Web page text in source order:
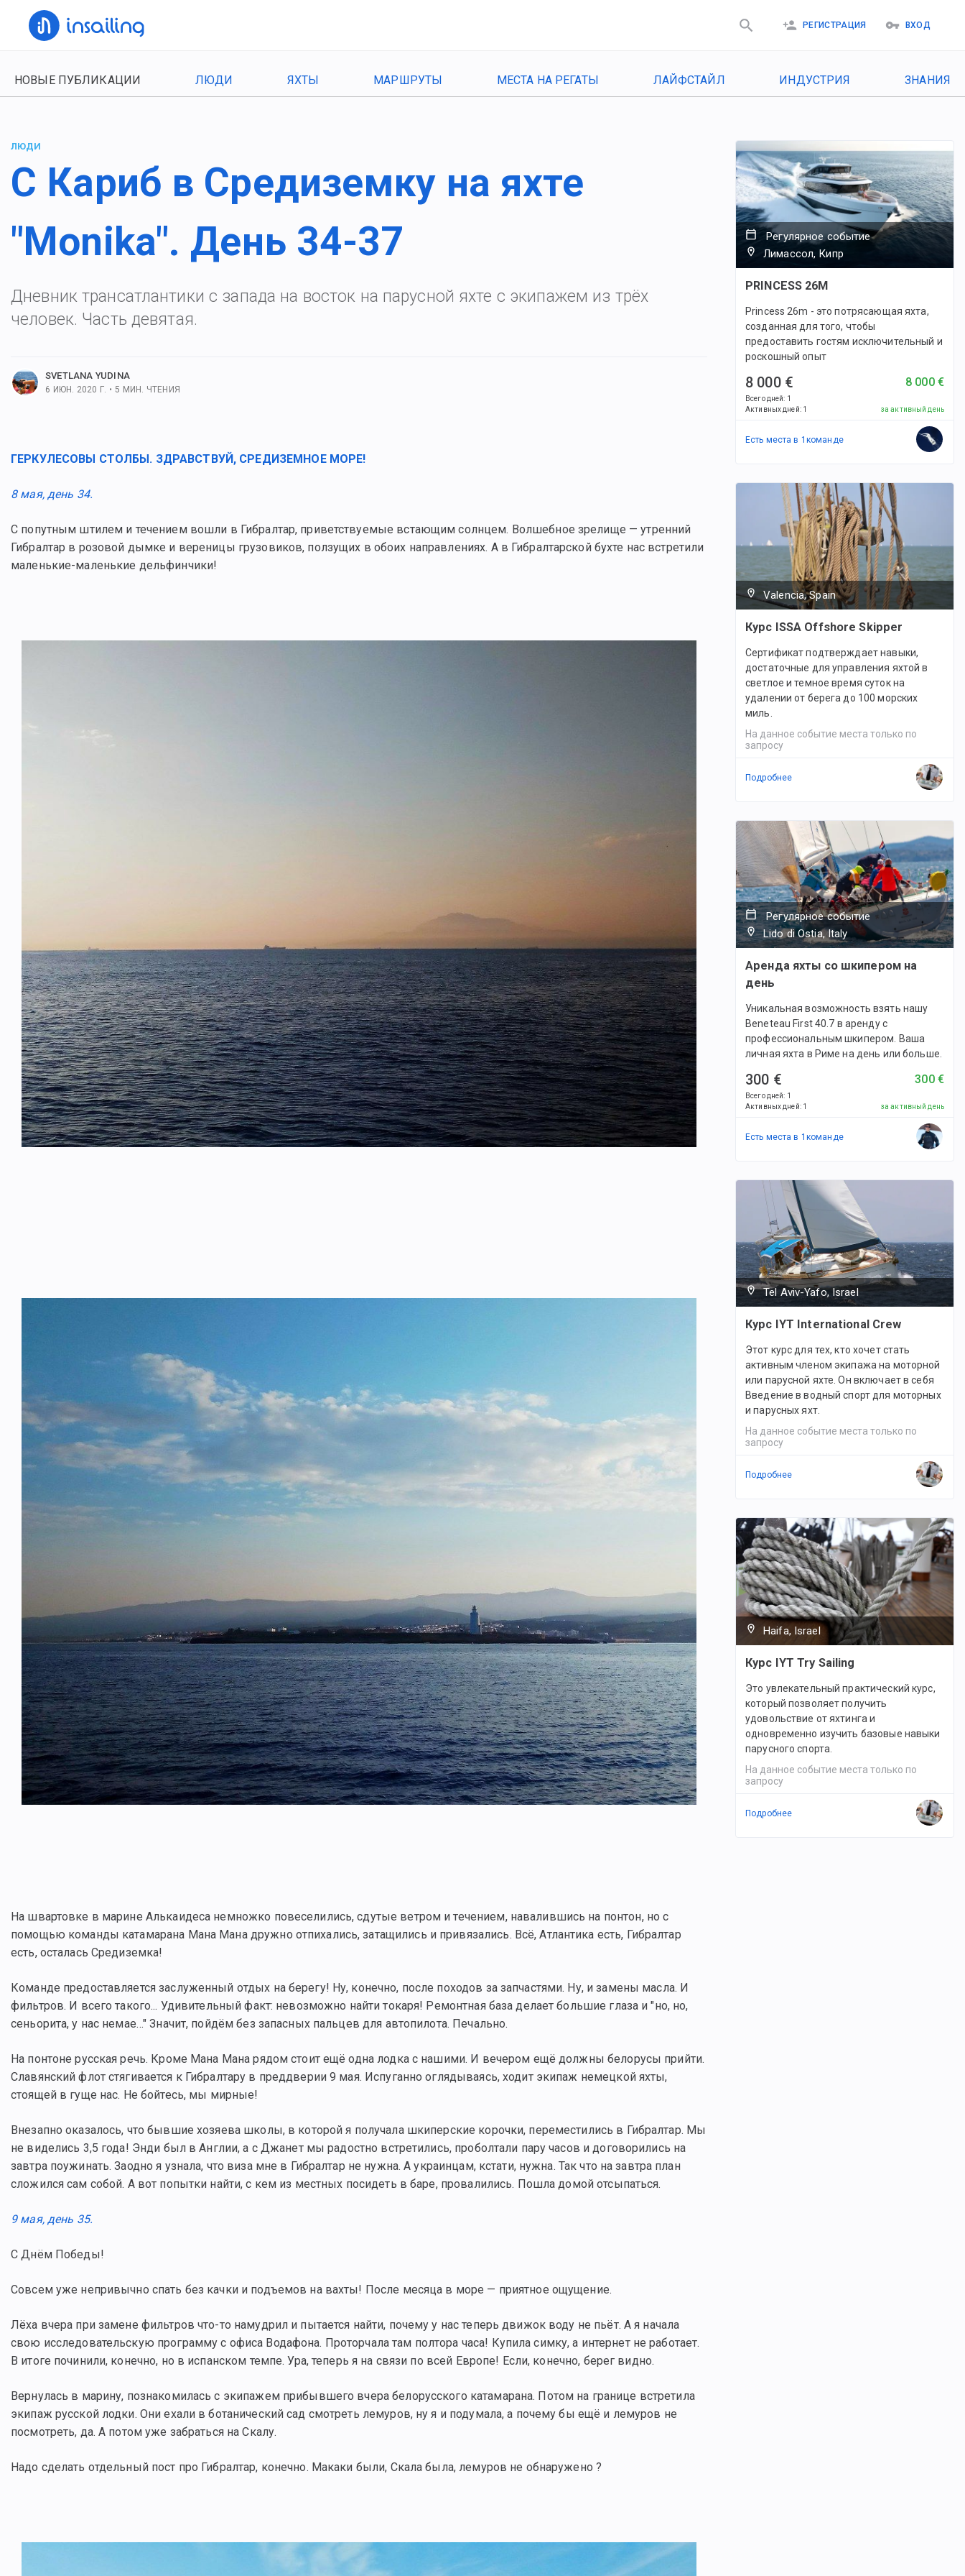
РЕГИСТРАЦИЯ ВХОД
НОВЫЕ ПУБЛИКАЦИИ ЛЮДИ ЯХТЫ МАРШРУТЫ МЕСТА НА РЕГАТЫ ЛАЙФСТАЙЛ ИНДУСТРИЯ ЗНАНИЯ
ЛЮДИ
С Кариб в Средиземку на яхте
"Monika". День 34-37
Дневник трансатлантики с запада на восток на парусной яхте с экипажем из трёх
человек. Часть девятая.
SVETLANA YUDINA
6 ИЮН. 2020 Г. • 5 МИН. ЧТЕНИЯ
ГЕРКУЛЕСОВЫ СТОЛБЫ. ЗДРАВСТВУЙ, СРЕДИЗЕМНОЕ МОРЕ!
8 мая, день 34.
С попутным штилем и течением вошли в Гибралтар, приветствуемые встающим солнцем. Волшебное зрелище — утренний
Гибралтар в розовой дымке и вереницы грузовиков, ползущих в обоих направлениях. А в Гибралтарской бухте нас встретили
маленькие-маленькие дельфинчики!
На швартовке в марине Алькаидеса немножко повеселились, сдутые ветром и течением, навалившись на понтон, но с
помощью команды катамарана Мана Мана дружно отпихались, затащились и привязались. Всё, Атлантика есть, Гибралтар
есть, осталась Средиземка!
Команде предоставляется заслуженный отдых на берегу! Ну, конечно, после походов за запчастями. Ну, и замены масла. И
фильтров. И всего такого... Удивительный факт: невозможно найти токаря! Ремонтная база делает большие глаза и "но, но,
сеньорита, у нас немае…" Значит, пойдём без запасных пальцев для автопилота. Печально.
На понтоне русская речь. Кроме Мана Мана рядом стоит ещё одна лодка с нашими. И вечером ещё должны белорусы прийти.
Славянский флот стягивается к Гибралтару в преддверии 9 мая. Испуганно оглядываясь, ходит экипаж немецкой яхты,
стоящей в гуще нас. Не бойтесь, мы мирные!
Внезапно оказалось, что бывшие хозяева школы, в которой я получала шкиперские корочки, переместились в Гибралтар. Мы
не виделись 3,5 года! Энди был в Англии, а с Джанет мы радостно встретились, проболтали пару часов и договорились на
завтра поужинать. Заодно я узнала, что виза мне в Гибралтар не нужна. А украинцам, кстати, нужна. Так что на завтра план
сложился сам собой. А вот попытки найти, с кем из местных посидеть в баре, провалились. Пошла домой отсыпаться.
9 мая, день 35.
С Днём Победы!
Совсем уже непривычно спать без качки и подъемов на вахты! После месяца в море — приятное ощущение.
Лёха вчера при замене фильтров что-то намудрил и пытается найти, почему у нас теперь движок воду не пьёт. А я начала
свою исследовательскую программу с офиса Водафона. Проторчала там полтора часа! Купила симку, а интернет не работает.
В итоге починили, конечно, но в испанском темпе. Ура, теперь я на связи по всей Европе! Если, конечно, берег видно.
Вернулась в марину, познакомилась с экипажем прибывшего вчера белорусского катамарана. Потом на границе встретила
экипаж русской лодки. Они ехали в ботанический сад смотреть лемуров, ну я и подумала, а почему бы ещё и лемуров не
посмотреть, да. А потом уже забраться на Скалу.
Надо сделать отдельный пост про Гибралтар, конечно. Макаки были, Скала была, лемуров не обнаружено ?
Регулярное событие
Лимассол, Кипр
PRINCESS 26M
Princess 26m - это потрясающая яхта,
созданная для того, чтобы
предоставить гостям исключительный и
роскошный опыт
8 000 €
Всего дней: 1
Активных дней: 1
8 000 €
за активный день
Есть места в 1 командe
Valencia, Spain
Курс ISSA Offshore Skipper
Сертификат подтверждает навыки,
достаточные для управления яхтой в
светлое и темное время суток на
удалении от берега до 100 морских
миль.
На данное событие места только по
запросу
Подробнее
Регулярное событие
Lido di Ostia, Italy
Аренда яхты со шкипером на
день
Уникальная возможность взять нашу
Beneteau First 40.7 в аренду с
профессиональным шкипером. Ваша
личная яхта в Риме на день или больше.
300 €
Всего дней: 1
Активных дней: 1
300 €
за активный день
Есть места в 1 командe
Tel Aviv-Yafo, Israel
Курс IYT International Crew
Этот курс для тех, кто хочет стать
активным членом экипажа на моторной
или парусной яхте. Он включает в себя
Введение в водный спорт для моторных
и парусных яхт.
На данное событие места только по
запросу
Подробнее
Haifa, Israel
Курс IYT Try Sailing
Это увлекательный практический курс,
который позволяет получить
удовольствие от яхтинга и
одновременно изучить базовые навыки
парусного спорта.
На данное событие места только по
запросу
Подробнее